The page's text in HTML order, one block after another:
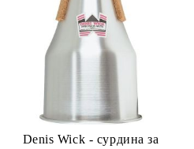
Denis Wick - сурдина за